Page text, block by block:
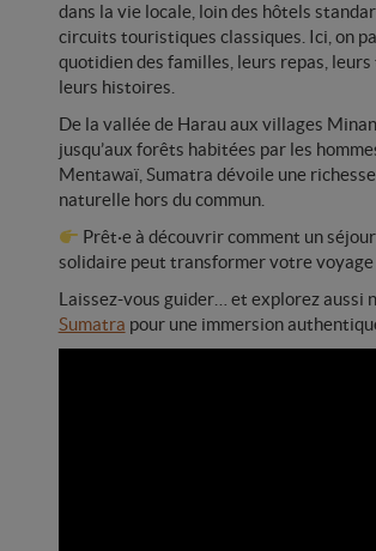
Départs garantis
Peut-on encore voyager
sereinement
dans la vie locale, loin des hôtels
circuits touristiques classiques. Ici, on
quotidien des familles, leurs repas,
leurs histoires.
De la vallée de Harau aux villages
jusqu’aux forêts habitées par les
Mentawaï, Sumatra dévoile une
naturelle hors du commun.
Prêt·e à découvrir comment un
solidaire peut transformer votre voyage
Laissez-vous guider… et explorez aussi
Sumatra pour une immersion